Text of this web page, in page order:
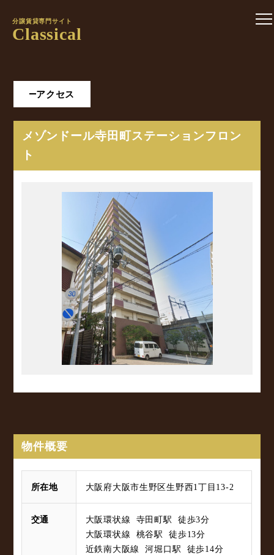
分譲賃貸専門サイト
Classical
アクセス
メゾンドール寺田町ステーションフロン
ト
物件概要
所在地 大阪府大阪市生野区生野西1丁目13-2
交通
大阪環状線 寺田町駅 徒歩3分
大阪環状線 桃谷駅 徒歩13分
近鉄南大阪線 河堀口駅 徒歩14分